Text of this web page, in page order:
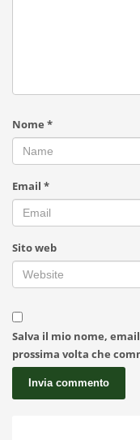
Nome *
Email *
Sito web
Salva il mio nome,
prossima volta che